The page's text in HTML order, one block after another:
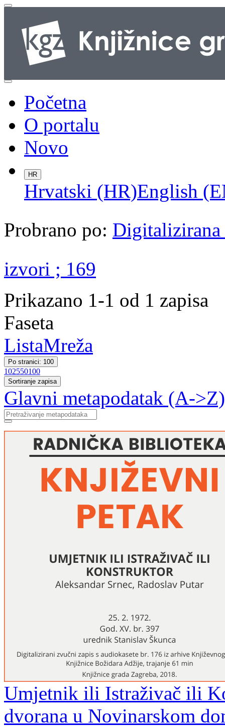
Početna
O portalu
Novo
HR
Hrvatski (HR)English
Probrano po: Digitalizirana
izvori ; 169
Prikazano 1-1 od 1 zapisa
Faseta
ListaMreža
Po stranici: 100
102550100
Sortiranje zapisa
Glavni metapodatak (A->Z)
Umjetnik ili Istraživač ili
dvorana u Novinarskom